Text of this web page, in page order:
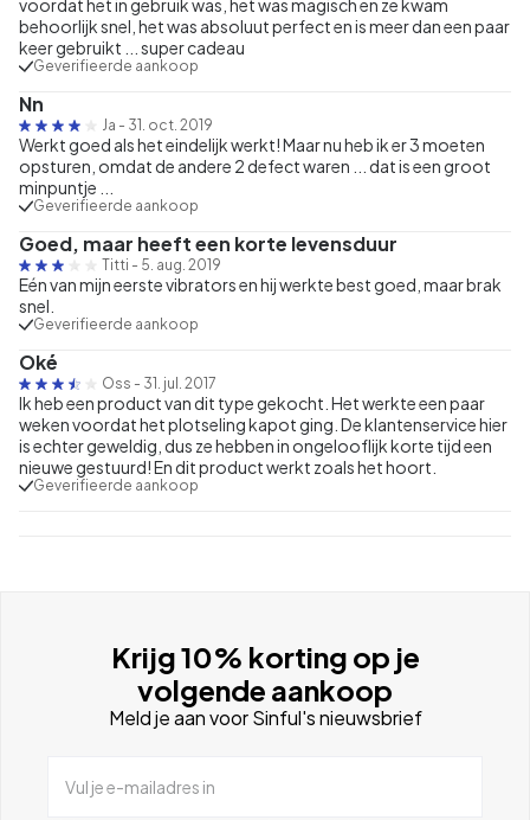
voordat het in gebruik was, het was magisch en ze kwam
behoorlijk snel, het was absoluut perfect en is meer dan een paar
keer gebruikt ... super cadeau
Geverifieerde aankoop
Nn
Ja - 31. oct. 2019
Werkt goed als het eindelijk werkt! Maar nu heb ik er 3 moeten
opsturen, omdat de andere 2 defect waren ... dat is een groot
minpuntje ...
Geverifieerde aankoop
Goed, maar heeft een korte levensduur
Titti - 5. aug. 2019
Eén van mijn eerste vibrators en hij werkte best goed, maar brak
snel.
Geverifieerde aankoop
Oké
Oss - 31. jul. 2017
Ik heb een product van dit type gekocht. Het werkte een paar
weken voordat het plotseling kapot ging. De klantenservice hier
is echter geweldig, dus ze hebben in ongelooflijk korte tijd een
nieuwe gestuurd! En dit product werkt zoals het hoort.
Geverifieerde aankoop
Krijg 10% korting op je
volgende aankoop
Meld je aan voor Sinful's nieuwsbrief
Vul je e-mailadres in